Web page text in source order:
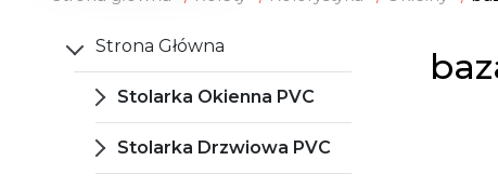
Strona Główna
Stolarka Okienna PVC
Stolarka Drzwiowa PVC